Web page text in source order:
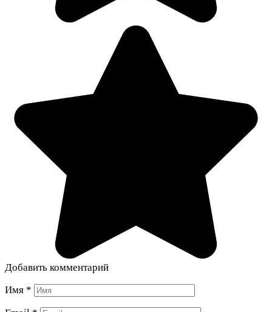
Добавить комментарий
Имя *